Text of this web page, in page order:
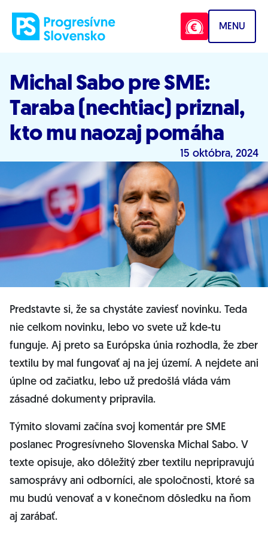
MENU
Michal Sabo pre SME:
Taraba (nechtiac) priznal,
kto mu naozaj pomáha
15 októbra, 2024
Predstavte si, že sa chystáte zaviesť novinku. Teda
nie celkom novinku, lebo vo svete už kde-tu
funguje. Aj preto sa Európska únia rozhodla, že zber
textilu by mal fungovať aj na jej území. A nejdete ani
úplne od začiatku, lebo už predošlá vláda vám
zásadné dokumenty pripravila.
Týmito slovami začína svoj komentár pre SME
poslanec Progresívneho Slovenska Michal Sabo. V
texte opisuje, ako dôležitý zber textilu nepripravujú
samosprávy ani odborníci, ale spoločnosti, ktoré sa
mu budú venovať a v konečnom dôsledku na ňom
aj zarábať.